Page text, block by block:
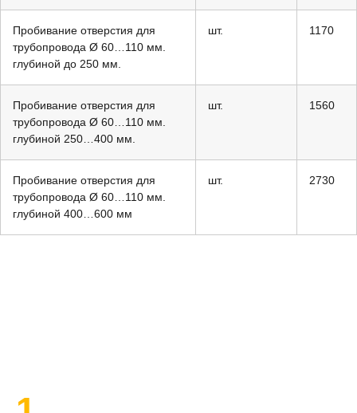
Пробивание отверстия для
трубопровода Ø 60…110 мм.
глубиной до 250 мм.
шт. 1170
Пробивание отверстия для
трубопровода Ø 60…110 мм.
глубиной 250…400 мм.
шт. 1560
Пробивание отверстия для
трубопровода Ø 60…110 мм.
глубиной 400…600 мм
шт. 2730